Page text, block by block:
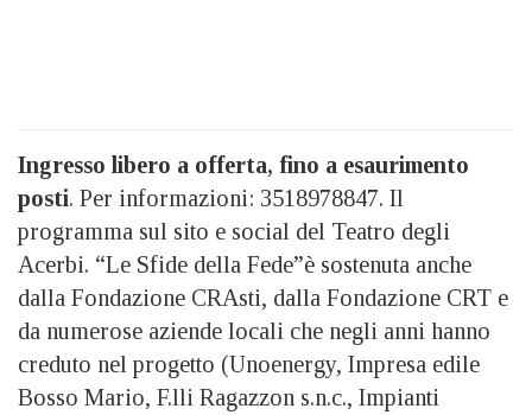
Ingresso libero a offerta, fino a esaurimento
posti. Per informazioni: 3518978847. Il
programma sul sito e social del Teatro degli
Acerbi. “Le Sfide della Fede”è sostenuta anche
dalla Fondazione CRAsti, dalla Fondazione CRT e
da numerose aziende locali che negli anni hanno
creduto nel progetto (Unoenergy, Impresa edile
Bosso Mario, F.lli Ragazzon s.n.c., Impianti